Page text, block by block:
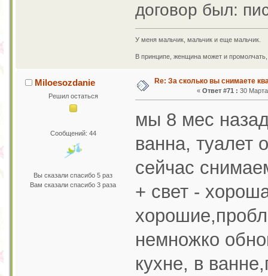
договор был:
У меня мальчик, мальчик и еще мальчик.
В принципе, женщина может и
Miloesozdanie
Решил остаться
Сообщений: 44
Вы сказали спасибо 5 раз
Вам сказали спасибо 3 раза
Re: За сколько вы снимаете
« Ответ #71 : 30
мы 8 мес
ванна, туалет
сейчас
+ свет -
немножко
кухне, в